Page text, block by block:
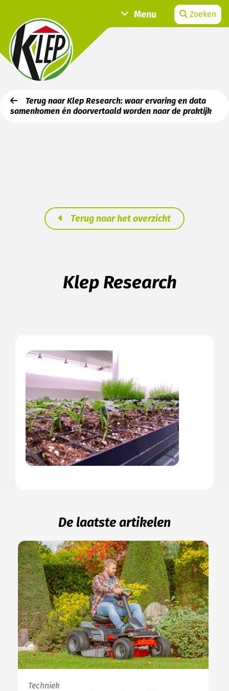
Menu Zoeken
Terug naar Klep Research: waar ervaring en data
samenkomen én doorvertaald worden naar de praktijk
Terug naar het overzicht
Klep Research
De laatste artikelen
Techniek